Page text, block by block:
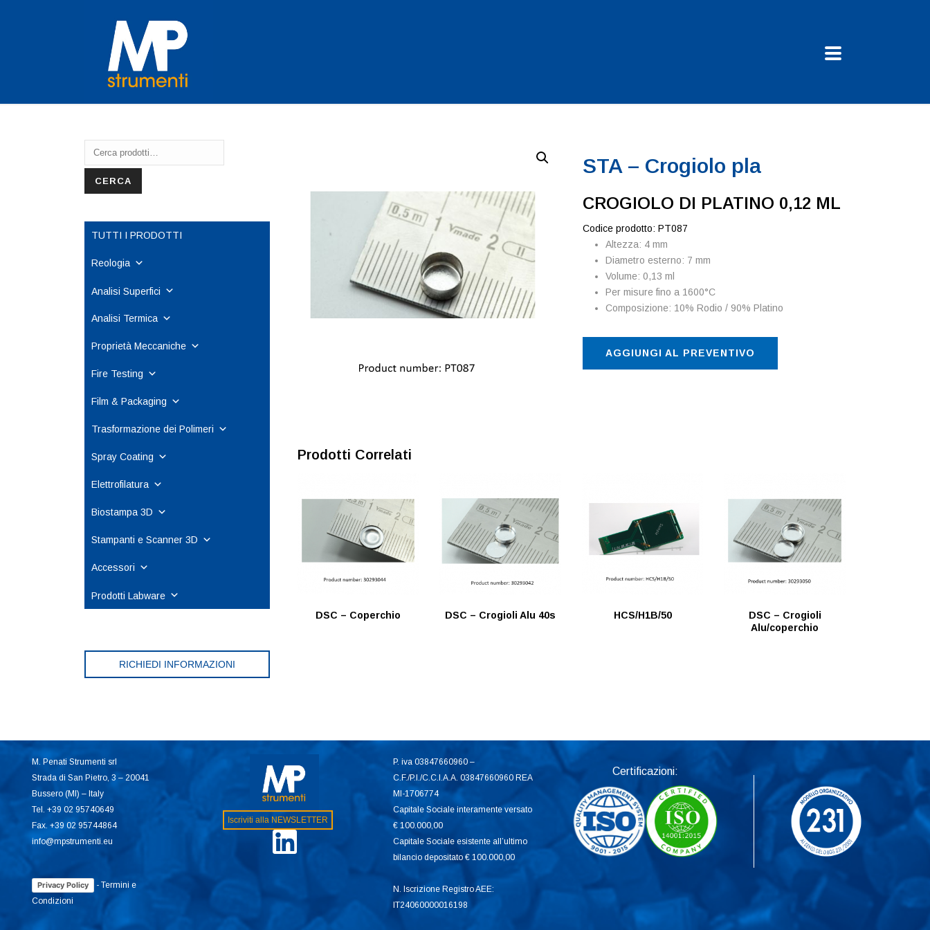
STA – Crogiolo pla
CROGIOLO DI PLATINO 0,12 ML
Codice prodotto: PT087
Altezza: 4 mm
Diametro esterno: 7 mm
Volume: 0,13 ml
Per misure fino a 1600°C
Composizione: 10% Rodio / 90% Platino
AGGIUNGI AL PREVENTIVO
Prodotti Correlati
DSC – Coperchio DSC – Crogioli Alu 40s HCS/H1B/50
DSC – Crogioli
Alu/coperchio
Cerca:
CERCA
TUTTI I PRODOTTI
Reologia
Analisi Superfici
Analisi Termica
Proprietà Meccaniche
Fire Testing
Film & Packaging
Trasformazione dei Polimeri
Spray Coating
Elettrofilatura
Biostampa 3D
Stampanti e Scanner 3D
Accessori
Prodotti Labware
RICHIEDI INFORMAZIONI
M. Penati Strumenti srl
Strada di San Pietro, 3 – 20041
Bussero (MI) – Italy
Tel. +39 02 95740649
Fax. +39 02 95744864
info@mpstrumenti.eu
Privacy Policy -Termini e
Condizioni
Iscriviti alla NEWSLETTER
P. iva 03847660960 –
C.F./P.I./C.C.I.A.A. 03847660960 REA
MI-1706774
Capitale Sociale interamente versato
€ 100.000,00
Capitale Sociale esistente all’ultimo
bilancio depositato € 100.000,00
N. Iscrizione Registro AEE:
IT24060000016198
Certificazioni: